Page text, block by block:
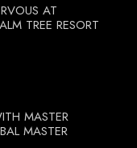
AT
TREE RESORT
MASTER
MASTER